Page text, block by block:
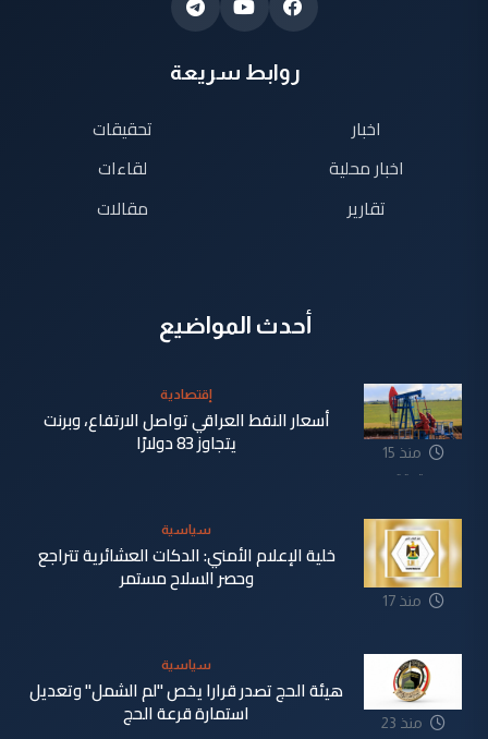
روابط سريعة
اخبار
اخبار محلية
تقارير
تحقيقات
لقاءات
مقالات
أحدث المواضيع
منذ 15
دقيقة
إقتصادية
أسعار النفط العراقي تواصل الارتفاع، وبرنت
يتجاوز 83 دولارًا
منذ 17
سياسية
خلية الإعلام الأمني: الدكات العشائرية تتراجع
وحصر السلاح مستمر
منذ 23
سياسية
هيئة الحج تصدر قرارا يخص "لم الشمل" وتعديل
استمارة قرعة الحج